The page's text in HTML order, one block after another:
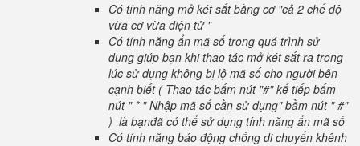
Có tính năng mở két sắt bằng cơ "cả 2 chế độ
vừa cơ vừa điện tử "
Có tính năng ẩn mã số trong quá trình sử
dụng giúp bạn khi thao tác mở két sắt ra trong
lúc sử dụng không bị lộ mã số cho người bên
cạnh biết ( Thao tác bấm nút "#" kế tiếp bấm
nút " * " Nhập mã số cần sử dụng" bầm nút " #"
) là bạnđã có thể sử dụng tính năng ẩn mã số
Có tính năng báo động chống di chuyển khênh